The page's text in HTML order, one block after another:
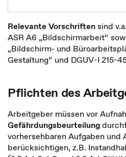
Relevante Vorschriftensind
ASR A6 „Bildschirmarbeit“
„Bildschirm- und
Gestaltung“ und DGUV-I 215-
Pflichten des
Arbeitgeber müssen vor
Gefährdungsbeurteilung
vorhersehbaren Aufgaben und
berücksichtigen, z.B.